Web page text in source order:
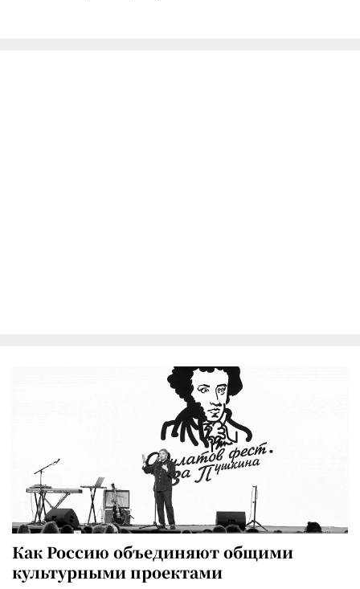
Как Россию объединяют общими
культурными проектами